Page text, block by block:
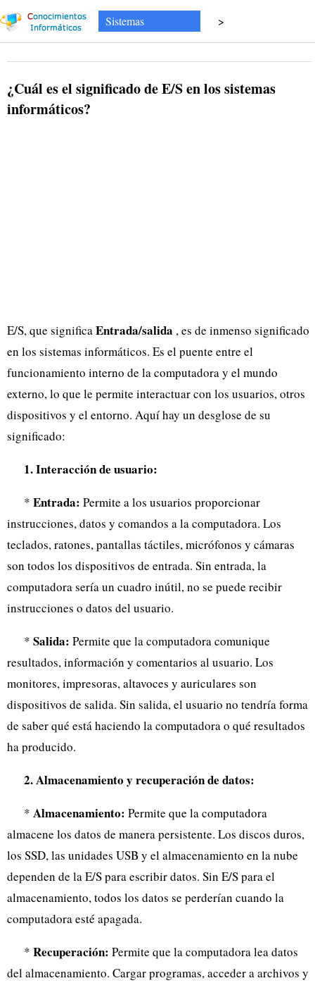
Sistemas
>
Conocimientos básicos de informática
¿Cuál es el significado de E/S en los sistemas
informáticos?
E/S, que significaEntrada/salida , es de inmenso significado
en los sistemas informáticos. Es el puente entre el
funcionamiento interno de la computadora y el mundo
externo, lo que le permite interactuar con los usuarios, otros
dispositivos y el entorno. Aquí hay un desglose de su
significado:
1. Interacción de usuario:
* Entrada: Permite a los usuarios proporcionar
instrucciones, datos y comandos a la computadora. Los
teclados, ratones, pantallas táctiles, micrófonos y cámaras
son todos los dispositivos de entrada. Sin entrada, la
computadora sería un cuadro inútil, no se puede recibir
instrucciones o datos del usuario.
* Salida: Permite que la computadora comunique
resultados, información y comentarios al usuario. Los
monitores, impresoras, altavoces y auriculares son
dispositivos de salida. Sin salida, el usuario no tendría forma
de saber qué está haciendo la computadora o qué resultados
ha producido.
2. Almacenamiento y recuperación de datos:
* Almacenamiento: Permite que la computadora
almacene los datos de manera persistente. Los discos duros,
los SSD, las unidades USB y el almacenamiento en la nube
dependen de la E/S para escribir datos. Sin E/S para el
almacenamiento, todos los datos se perderían cuando la
computadora esté apagada.
* Recuperación: Permite que la computadora lea datos
del almacenamiento. Cargar programas, acceder a archivos y